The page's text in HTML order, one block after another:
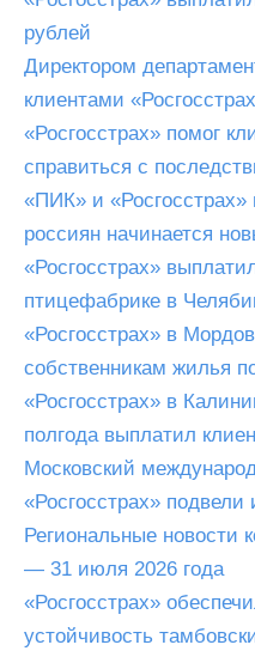
рублей
Директором
клиентами
«Росгосстрах» помог
справиться с
«ПИК» и
россиян начинается
«Росгосстрах»
птицефабрике в
«Росгосстрах» в
собственникам жилья
«Росгосстрах» в
полгода выплатил
Московский
«Росгосстрах» подвели
Региональные новости
— 31 июля 2026 года
«Росгосстрах»
устойчивость